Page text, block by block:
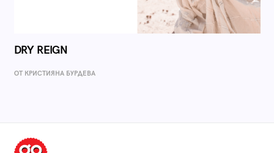
DRY REIGN
ОТ КРИСТИЯНА БУРДЕВА